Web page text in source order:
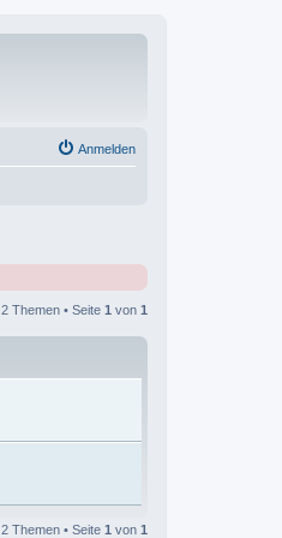
Anmelden
2 Themen • Seite 1 von 1
2 Themen • Seite 1 von 1